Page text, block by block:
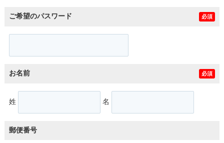
ご希望のパスワード 必須
お名前 必須
姓 名
郵便番号